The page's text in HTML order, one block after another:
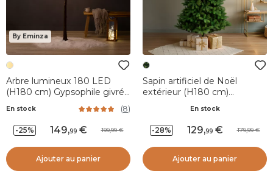
By Eminza
Arbre lumineux 180 LED
(H180 cm) Gypsophile givré
En stock (8)
-25% 149,99 199,99
Ajouter au panier
Sapin artificiel de Noël
extérieur (H180 cm)
En stock
-28% 129,99 179,99
Ajouter au panier